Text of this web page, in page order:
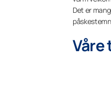
Det er
Våre